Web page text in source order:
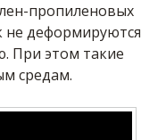
пропиленовых
не деформируются
При этом такие
средам.